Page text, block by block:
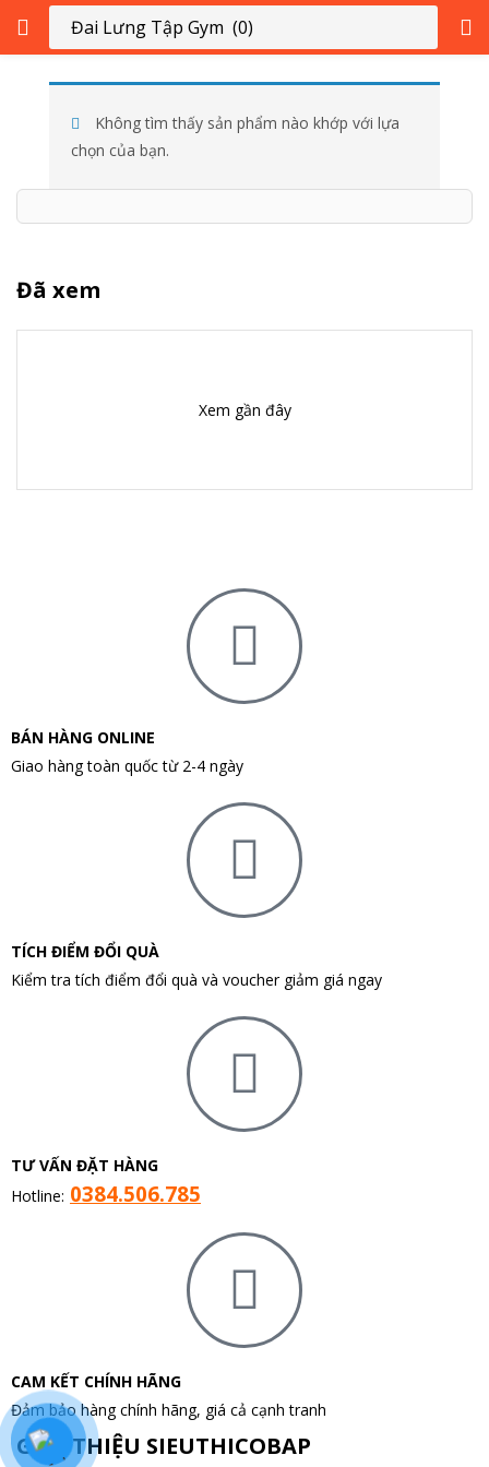
ĐĂNG NHẬP
Nhập tên người dùng và mật khẩu của bạn để đăng nhập.
Quên mật khẩu?
Không tìm thấy sản phẩm nào khớp với lựa
chọn của bạn.
Đã xem
Xem gần đây
BÁN HÀNG ONLINE
Giao hàng toàn quốc từ 2-4 ngày
TÍCH ĐIỂM ĐỔI QUÀ
Kiểm tra tích điểm đổi quà và voucher giảm giá ngay
TƯ VẤN ĐẶT HÀNG
Hotline: 0384.506.785
CAM KẾT CHÍNH HÃNG
Đảm bảo hàng chính hãng, giá cả cạnh tranh
GIỚI THIỆU SIEUTHICOBAP